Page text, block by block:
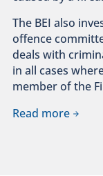
The BEI also
offence
deals with
in all cases
member of the
Read more